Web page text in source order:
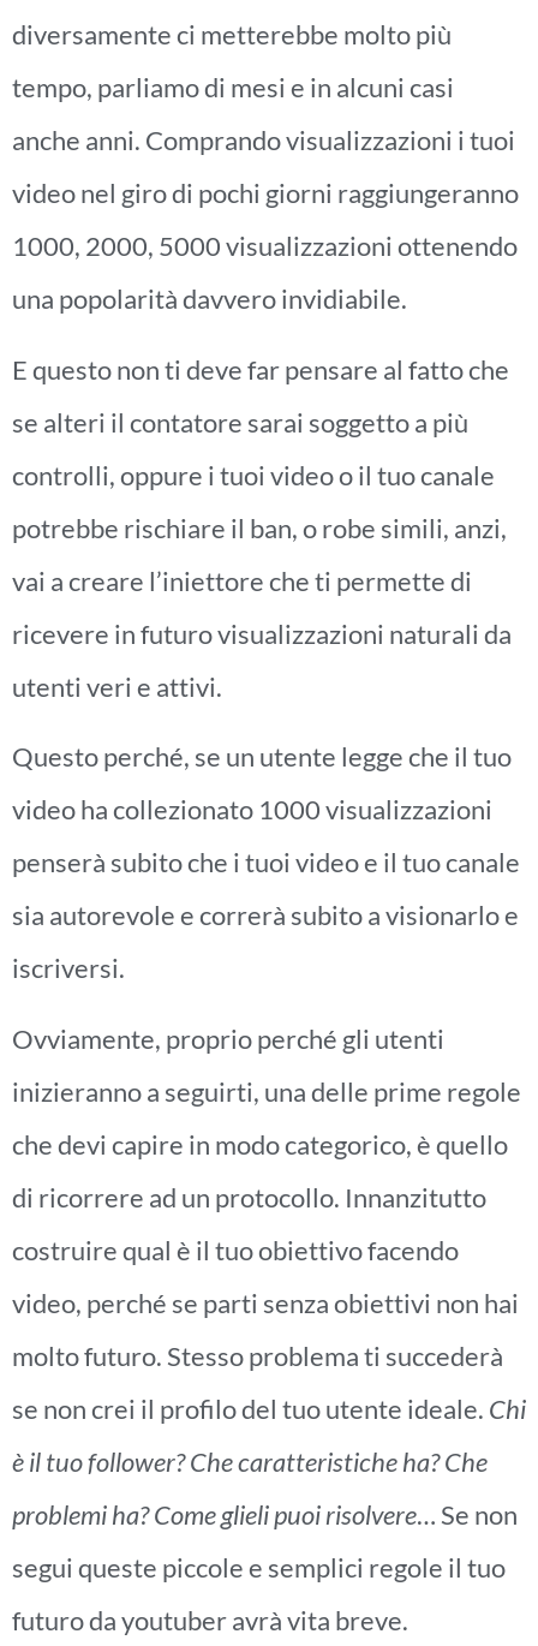
diversamente ci metterebbe molto più
tempo, parliamo di mesi e in alcuni casi
anche anni. Comprando visualizzazioni i tuoi
video nel giro di pochi giorni raggiungeranno
1000, 2000, 5000 visualizzazioni ottenendo
una popolarità davvero invidiabile.
E questo non ti deve far pensare al fatto che
se alteri il contatore sarai soggetto a più
controlli, oppure i tuoi video o il tuo canale
potrebbe rischiare il ban, o robe simili, anzi,
vai a creare l’iniettore che ti permette di
ricevere in futuro visualizzazioni naturali da
utenti veri e attivi.
Questo perché, se un utente legge che il tuo
video ha collezionato 1000 visualizzazioni
penserà subito che i tuoi video e il tuo canale
sia autorevole e correrà subito a visionarlo e
iscriversi.
Ovviamente, proprio perché gli utenti
inizieranno a seguirti, una delle prime regole
che devi capire in modo categorico, è quello
di ricorrere ad un protocollo. Innanzitutto
costruire qual è il tuo obiettivo facendo
video, perché se parti senza obiettivi non hai
molto futuro. Stesso problema ti succederà
se non crei il profilo del tuo utente ideale. Chi
è il tuo follower? Che caratteristiche ha? Che
problemi ha? Come glieli puoi risolvere… Se non
segui queste piccole e semplici regole il tuo
futuro da youtuber avrà vita breve.